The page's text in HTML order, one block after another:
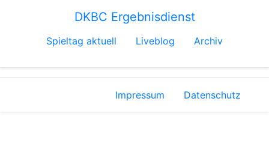
DKBC Ergebnisdienst
Spieltag aktuell Liveblog Archiv
Impressum Datenschutz